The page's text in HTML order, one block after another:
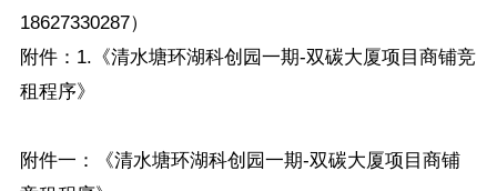
18627330287）
附件：1.《清水塘环湖科创园一期-双碳大厦项目商铺竞
租程序》
附件一：《清水塘环湖科创园一期-双碳大厦项目商铺